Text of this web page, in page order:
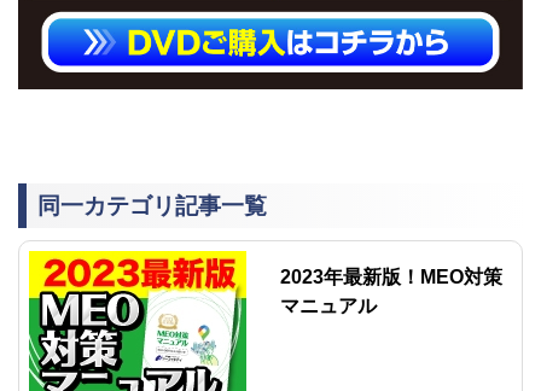
同一カテゴリ記事一覧
2023年最新版！MEO対策
マニュアル